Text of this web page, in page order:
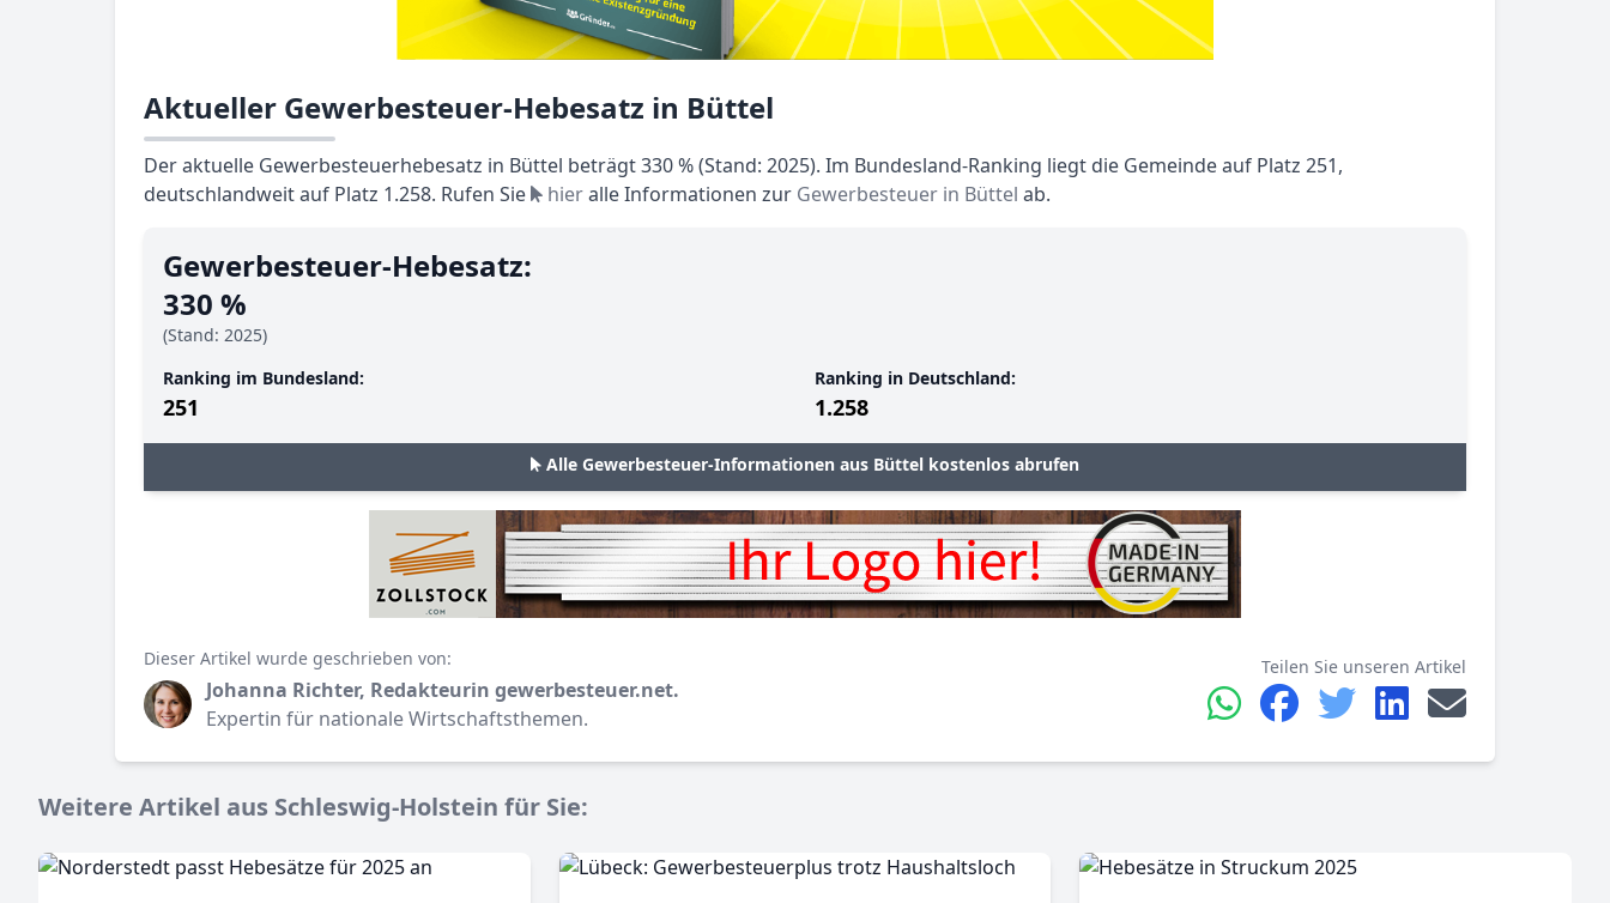
Aktueller Gewerbesteuer-Hebesatz in Büttel
Der aktuelle Gewerbesteuerhebesatz in Büttel beträgt 330 % (Stand: 2025). Im Bundesland-Ranking liegt die Gemeinde auf Platz 251,
deutschlandweit auf Platz 1.258. Rufen Sie
hieralle Informationen zur Gewerbesteuer in Büttel ab.
Gewerbesteuer-Hebesatz:
330 %
(Stand: 2025)
Ranking im Bundesland:
251
Ranking in Deutschland:
1.258
Alle Gewerbesteuer-Informationen aus Büttel kostenlos abrufen
Dieser Artikel wurde geschrieben von:
Johanna Richter, Redakteurin gewerbesteuer.net.
Expertin für nationale Wirtschaftsthemen.
Teilen Sie unseren Artikel
Weitere Artikel aus Schleswig-Holstein für Sie: